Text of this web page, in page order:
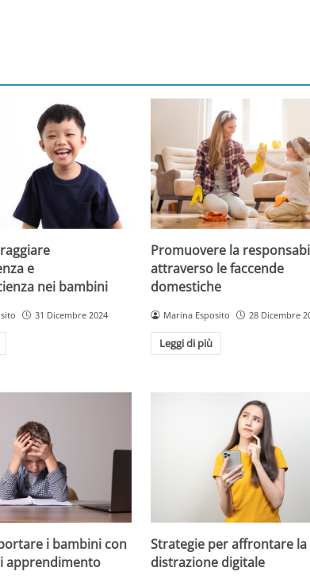
e
nei bambini
31 Dicembre 2024
Promuovere la
attraverso le faccende
domestiche
Marina Esposito 28 Dicembre
Leggi di più
i bambini con
apprendimento
Strategie per affrontare la
distrazione digitale